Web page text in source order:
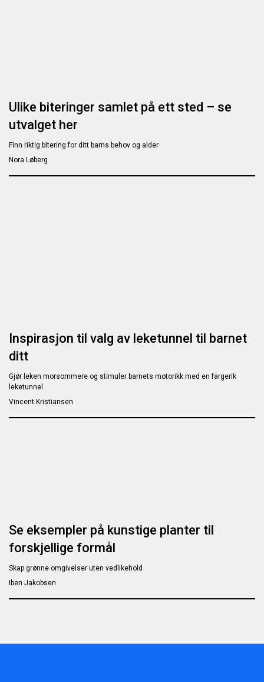
Ulike biteringer samlet på ett sted – se
utvalget her
Finn riktig bitering for ditt barns behov og alder
Nora Løberg
Inspirasjon til valg av leketunnel til barnet
ditt
Gjør leken morsommere og stimuler barnets motorikk med en fargerik
leketunnel
Vincent Kristiansen
Se eksempler på kunstige planter til
forskjellige formål
Skap grønne omgivelser uten vedlikehold
Iben Jakobsen